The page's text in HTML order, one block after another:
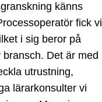
känns
fick vi
i sig beror på
Det är med
utrustning,
lärarkonsulter vi